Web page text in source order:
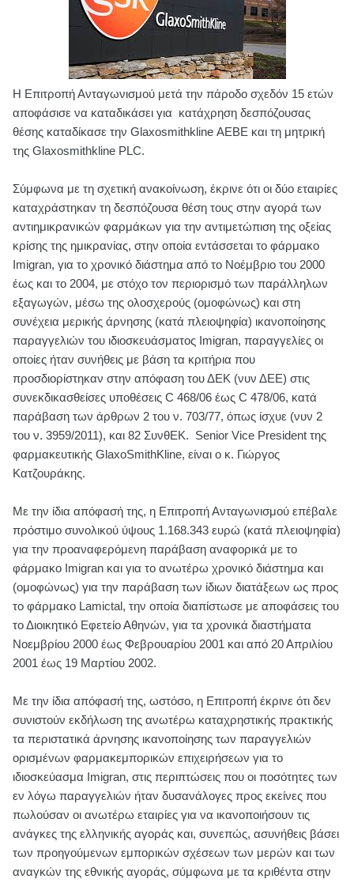
Η Επιτροπή Ανταγωνισμού μετά την πάροδο σχεδόν 15 ετών
αποφάσισε να καταδικάσει για κατάχρηση δεσπόζουσας
θέσης καταδίκασε την Glaxosmithkline ΑΕΒΕ και τη μητρική
της Glaxosmithkline PLC.
Σύμφωνα με τη σχετική ανακοίνωση, έκρινε ότι οι δύο εταιρίες
καταχράστηκαν τη δεσπόζουσα θέση τους στην αγορά των
αντιημικρανικών φαρμάκων για την αντιμετώπιση της οξείας
κρίσης της ημικρανίας, στην οποία εντάσσεται το φάρμακο
Imigran, για το χρονικό διάστημα από το Νοέμβριο του 2000
έως και το 2004, με στόχο τον περιορισμό των παράλληλων
εξαγωγών, μέσω της ολοσχερούς (ομοφώνως) και στη
συνέχεια μερικής άρνησης (κατά πλειοψηφία) ικανοποίησης
παραγγελιών του ιδιοσκευάσματος Imigran, παραγγελίες οι
οποίες ήταν συνήθεις με βάση τα κριτήρια που
προσδιορίστηκαν στην απόφαση του ΔΕΚ (νυν ΔΕΕ) στις
συνεκδικασθείσες υποθέσεις C 468/06 έως C 478/06, κατά
παράβαση των άρθρων 2 του ν. 703/77, όπως ίσχυε (νυν 2
του ν. 3959/2011), και 82 ΣυνθΕΚ. Senior Vice President της
φαρμακευτικής GlaxoSmithKline, είναι ο κ. Γιώργος
Κατζουράκης.
Με την ίδια απόφασή της, η Επιτροπή Ανταγωνισμού επέβαλε
πρόστιμο συνολικού ύψους 1.168.343 ευρώ (κατά πλειοψηφία)
για την προαναφερόμενη παράβαση αναφορικά με το
φάρμακο Imigran και για το ανωτέρω χρονικό διάστημα και
(ομοφώνως) για την παράβαση των ίδιων διατάξεων ως προς
το φάρμακο Lamictal, την οποία διαπίστωσε με αποφάσεις του
το Διοικητικό Εφετείο Αθηνών, για τα χρονικά διαστήματα
Νοεμβρίου 2000 έως Φεβρουαρίου 2001 και από 20 Απριλίου
2001 έως 19 Μαρτίου 2002.
Με την ίδια απόφασή της, ωστόσο, η Επιτροπή έκρινε ότι δεν
συνιστούν εκδήλωση της ανωτέρω καταχρηστικής πρακτικής
τα περιστατικά άρνησης ικανοποίησης των παραγγελιών
ορισμένων φαρμακεμπορικών επιχειρήσεων για το
ιδιοσκεύασμα Imigran, στις περιπτώσεις που οι ποσότητες των
εν λόγω παραγγελιών ήταν δυσανάλογες προς εκείνες που
πωλούσαν οι ανωτέρω εταιρίες για να ικανοποιήσουν τις
ανάγκες της ελληνικής αγοράς και, συνεπώς, ασυνήθεις βάσει
των προηγούμενων εμπορικών σχέσεων των μερών και των
αναγκών της εθνικής αγοράς, σύμφωνα με τα κριθέντα στην